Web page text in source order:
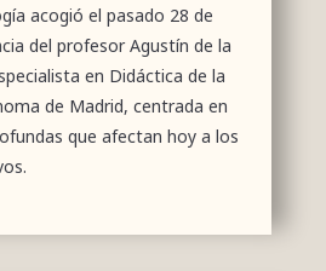
acogió el pasado 28 de
del profesor Agustín de la
en Didáctica de la
de Madrid, centrada en
que afectan hoy a los